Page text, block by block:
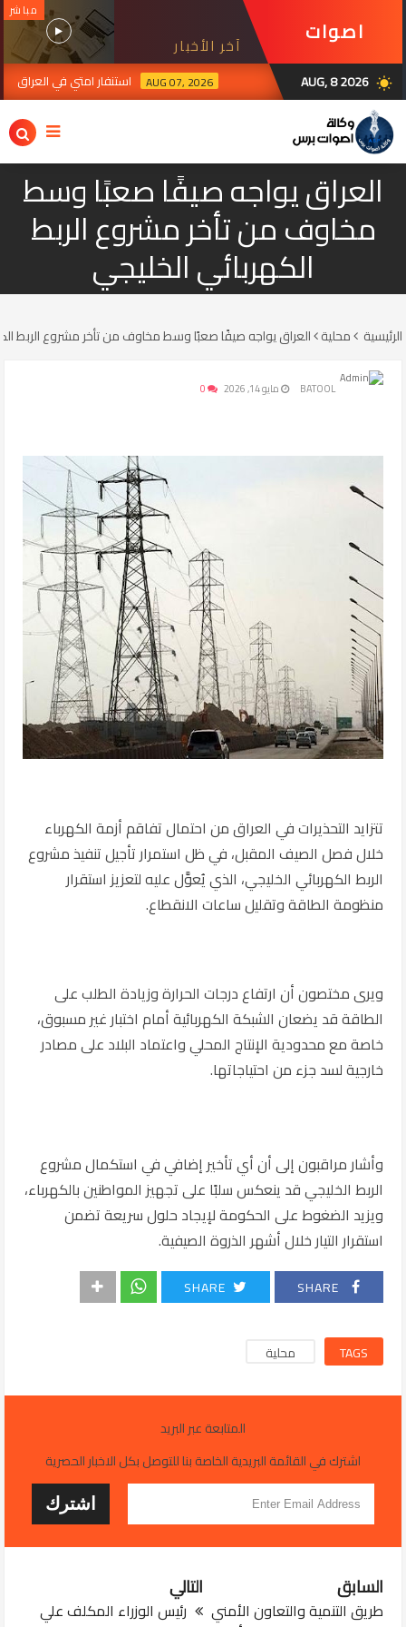
اصوات
برس
آخر الأخبار
مباشر
wb_sunny
AUG, 8 2026
AUG 07, 2026
استنفار امتي في العراق
الإيرانية في بغداد تدين استهداف سيادة العراق ومقرات الحشد وتؤكد تضامنها
العراق يواجه صيفًا صعبًا وسط
مخاوف من تأخر مشروع الربط
الكهربائي الخليجي
الرئيسية محلية العراق يواجه صيفًا صعبًا وسط مخاوف من تأخر مشروع الربط
BATOOL مايو 14, 2026
تتزايد التحذيرات في العراق من احتمال تفاقم أزمة الكهرباء
خلال فصل الصيف المقبل، في ظل استمرار تأجيل تنفيذ مشروع
الربط الكهربائي الخليجي، الذي يُعوَّل عليه لتعزيز استقرار
منظومة الطاقة وتقليل ساعات الانقطاع.
ويرى مختصون أن ارتفاع درجات الحرارة وزيادة الطلب على
الطاقة قد يضعان الشبكة الكهربائية أمام اختبار غير مسبوق،
خاصة مع محدودية الإنتاج المحلي واعتماد البلاد على مصادر
خارجية لسد جزء من احتياجاتها.
وأشار مراقبون إلى أن أي تأخير إضافي في استكمال مشروع
الربط الخليجي قد ينعكس سلبًا على تجهيز المواطنين بالكهرباء،
ويزيد الضغوط على الحكومة لإيجاد حلول سريعة تضمن
استقرار التيار خلال أشهر الذروة الصيفية.
SHARE
SHARE
TAGS محلية
المتابعة عبر البريد
اشترك في القائمة البريدية الخاصة بنا للتوصل بكل الاخبار الحصرية
التالي
رئيس الوزراء المكلف علي
السابق
طريق التنمية والتعاون الأمني